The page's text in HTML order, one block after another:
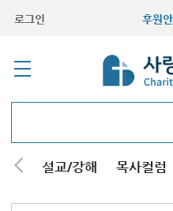
로그인 후원
내 설교/강해 목사컬럼